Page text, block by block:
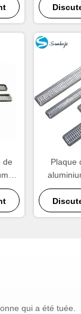
de
Plaque
qui a été tuée.